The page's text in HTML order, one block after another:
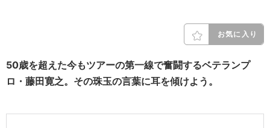
お気に入り
50歳を超えた今もツアーの第一線で奮闘するベテランプ
ロ・藤田寛之。その珠玉の言葉に耳を傾けよう。